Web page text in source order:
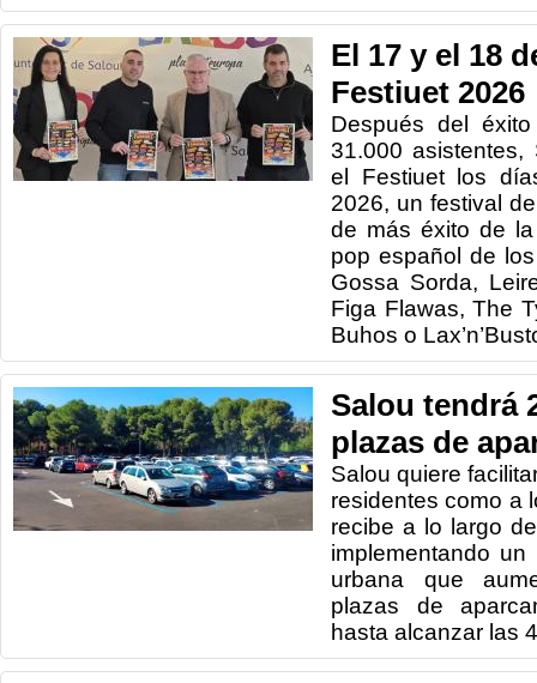
El 17 y el 18
Festiuet 2026
Después del
31.000
el Festiuet los
2026, un festival
de más éxito de
pop español de
Gossa Sorda,
Figa Flawas, The
Buhos o
Salou tendrá
plazas de
Salou quiere
residentes como a
recibe a lo largo
implementando
urbana que
plazas de
hasta alcanzar las